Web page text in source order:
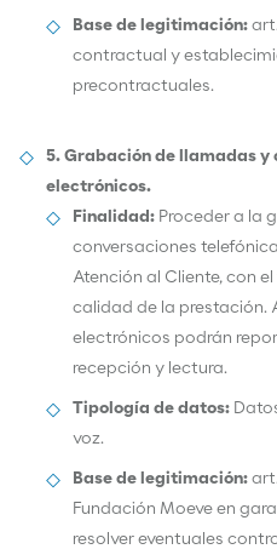
Base de legitimación:
contractual y
precontractuales.
5. Grabación de llamadas
electrónicos.
Finalidad: Proceder a la
conversaciones
Atención al Cliente, con
calidad de la prestación.
electrónicos podrán
recepción y lectura.
Tipología de datos:
voz.
Base de legitimación:
Fundación Moeve en
resolver eventuales